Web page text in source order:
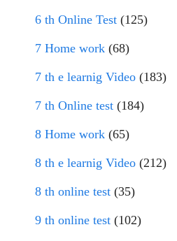
6 th Online Test (125)
7 Home work (68)
7 th e learnig Video (183)
7 th Online test (184)
8 Home work (65)
8 th e learnig Video (212)
8 th online test (35)
9 th online test (102)